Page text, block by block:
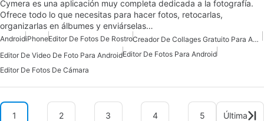
Cymera es una aplicación muy completa dedicada a la fotografía.
Ofrece todo lo que necesitas para hacer fotos, retocarlas,
organizarlas en álbumes y enviárselas…
AndroidiPhoneEditor De Fotos De Rostro
Creador De Collages Gratuito Para Android
Editor De Video De Foto Para AndroidEditor De Fotos Para Android
Editor De Fotos De Cámara
1 2 3 4 5 Última